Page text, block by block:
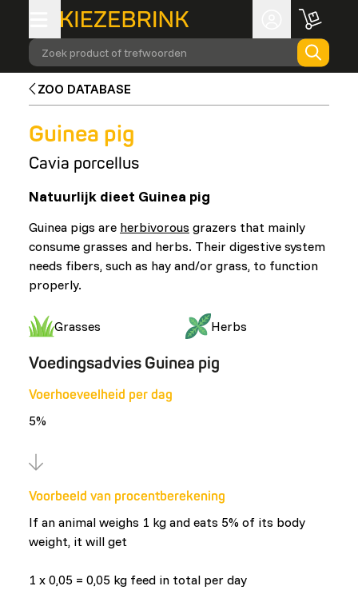
Zoek product of trefwoorden
ZOO DATABASE
Guinea pig
Cavia porcellus
Natuurlijk dieet Guinea pig
Guinea pigs are herbivorous grazers that mainly
consume grasses and herbs. Their digestive system
needs fibers, such as hay and/or grass, to function
properly.
Grasses Herbs
Voedingsadvies Guinea pig
Voerhoeveelheid per dag
5%
Voorbeeld van procentberekening
If an animal weighs 1 kg and eats 5% of its body
weight, it will get
1 x 0,05 = 0,05 kg feed in total per day